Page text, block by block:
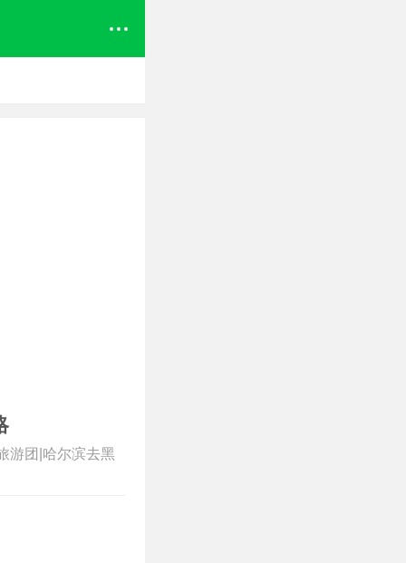
游团|哈尔滨去黑